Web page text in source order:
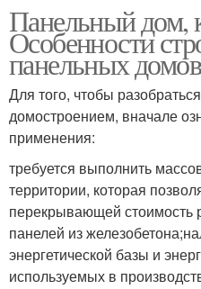
Панельный дом,
Особенности
панельных домов
Для того, чтобы
домостроением, вначале
применения:
требуется выполнить
территории, которая
перекрывающей стоимость
панелей из
энергетической базы и
используемых в